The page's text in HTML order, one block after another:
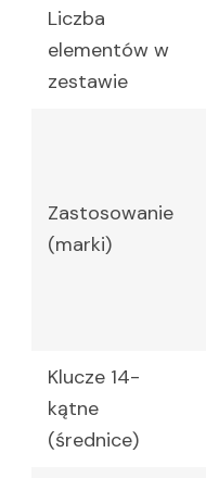
Liczba
elementów w
zestawie
Zastosowanie
(marki)
Klucze 14-
kątne
(średnice)